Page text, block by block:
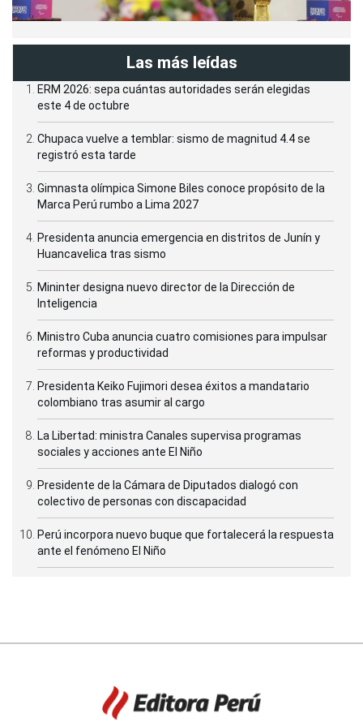
Las más leídas
ERM 2026: sepa cuántas autoridades serán elegidas
este 4 de octubre
Chupaca vuelve a temblar: sismo de magnitud 4.4 se
registró esta tarde
Gimnasta olímpica Simone Biles conoce propósito de la
Marca Perú rumbo a Lima 2027
Presidenta anuncia emergencia en distritos de Junín y
Huancavelica tras sismo
Mininter designa nuevo director de la Dirección de
Inteligencia
Ministro Cuba anuncia cuatro comisiones para impulsar
reformas y productividad
Presidenta Keiko Fujimori desea éxitos a mandatario
colombiano tras asumir al cargo
La Libertad: ministra Canales supervisa programas
sociales y acciones ante El Niño
Presidente de la Cámara de Diputados dialogó con
colectivo de personas con discapacidad
Perú incorpora nuevo buque que fortalecerá la respuesta
ante el fenómeno El Niño